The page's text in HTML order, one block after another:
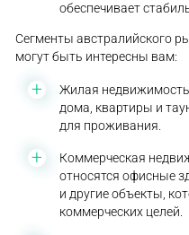
обеспечивает
Сегменты австралийского
могут быть интересны вам:
Жилая
дома, квартиры и
для проживания.
Коммерческая
относятся офисные
и другие объекты,
коммерческих целей.